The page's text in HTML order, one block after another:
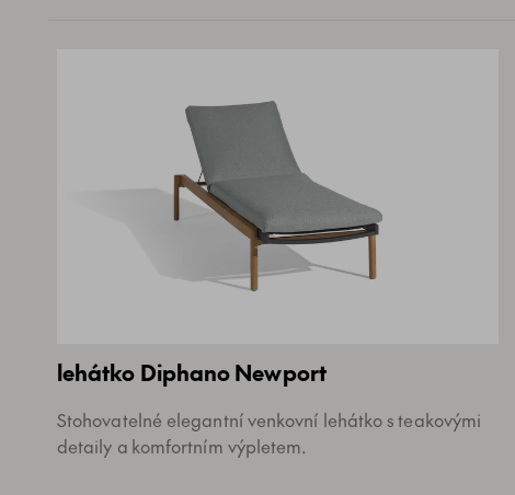
lehátko Diphano Newport
Stohovatelné elegantní venkovní lehátko s teakovými
detaily a komfortním výpletem.